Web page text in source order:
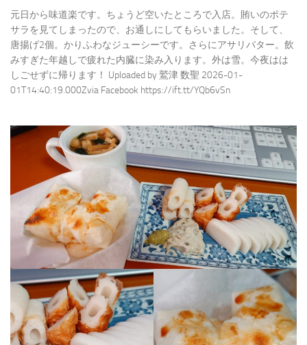
元日から味道楽です。ちょうど空いたところで入店。賄いのポテ
サラを見てしまったので、お通しにしてもらいました。そして、
唐揚げ2個。かりふわなジューシーです。さらにアサリバター。飲
みすぎた年越しで疲れた内臓に染み入ります。外は雪。今夜はは
しごせずに帰ります！ Uploaded by 鷲津 数聖 2026-01-
01T14:40:19.000Zvia Facebook https://ift.tt/YQb6vSn